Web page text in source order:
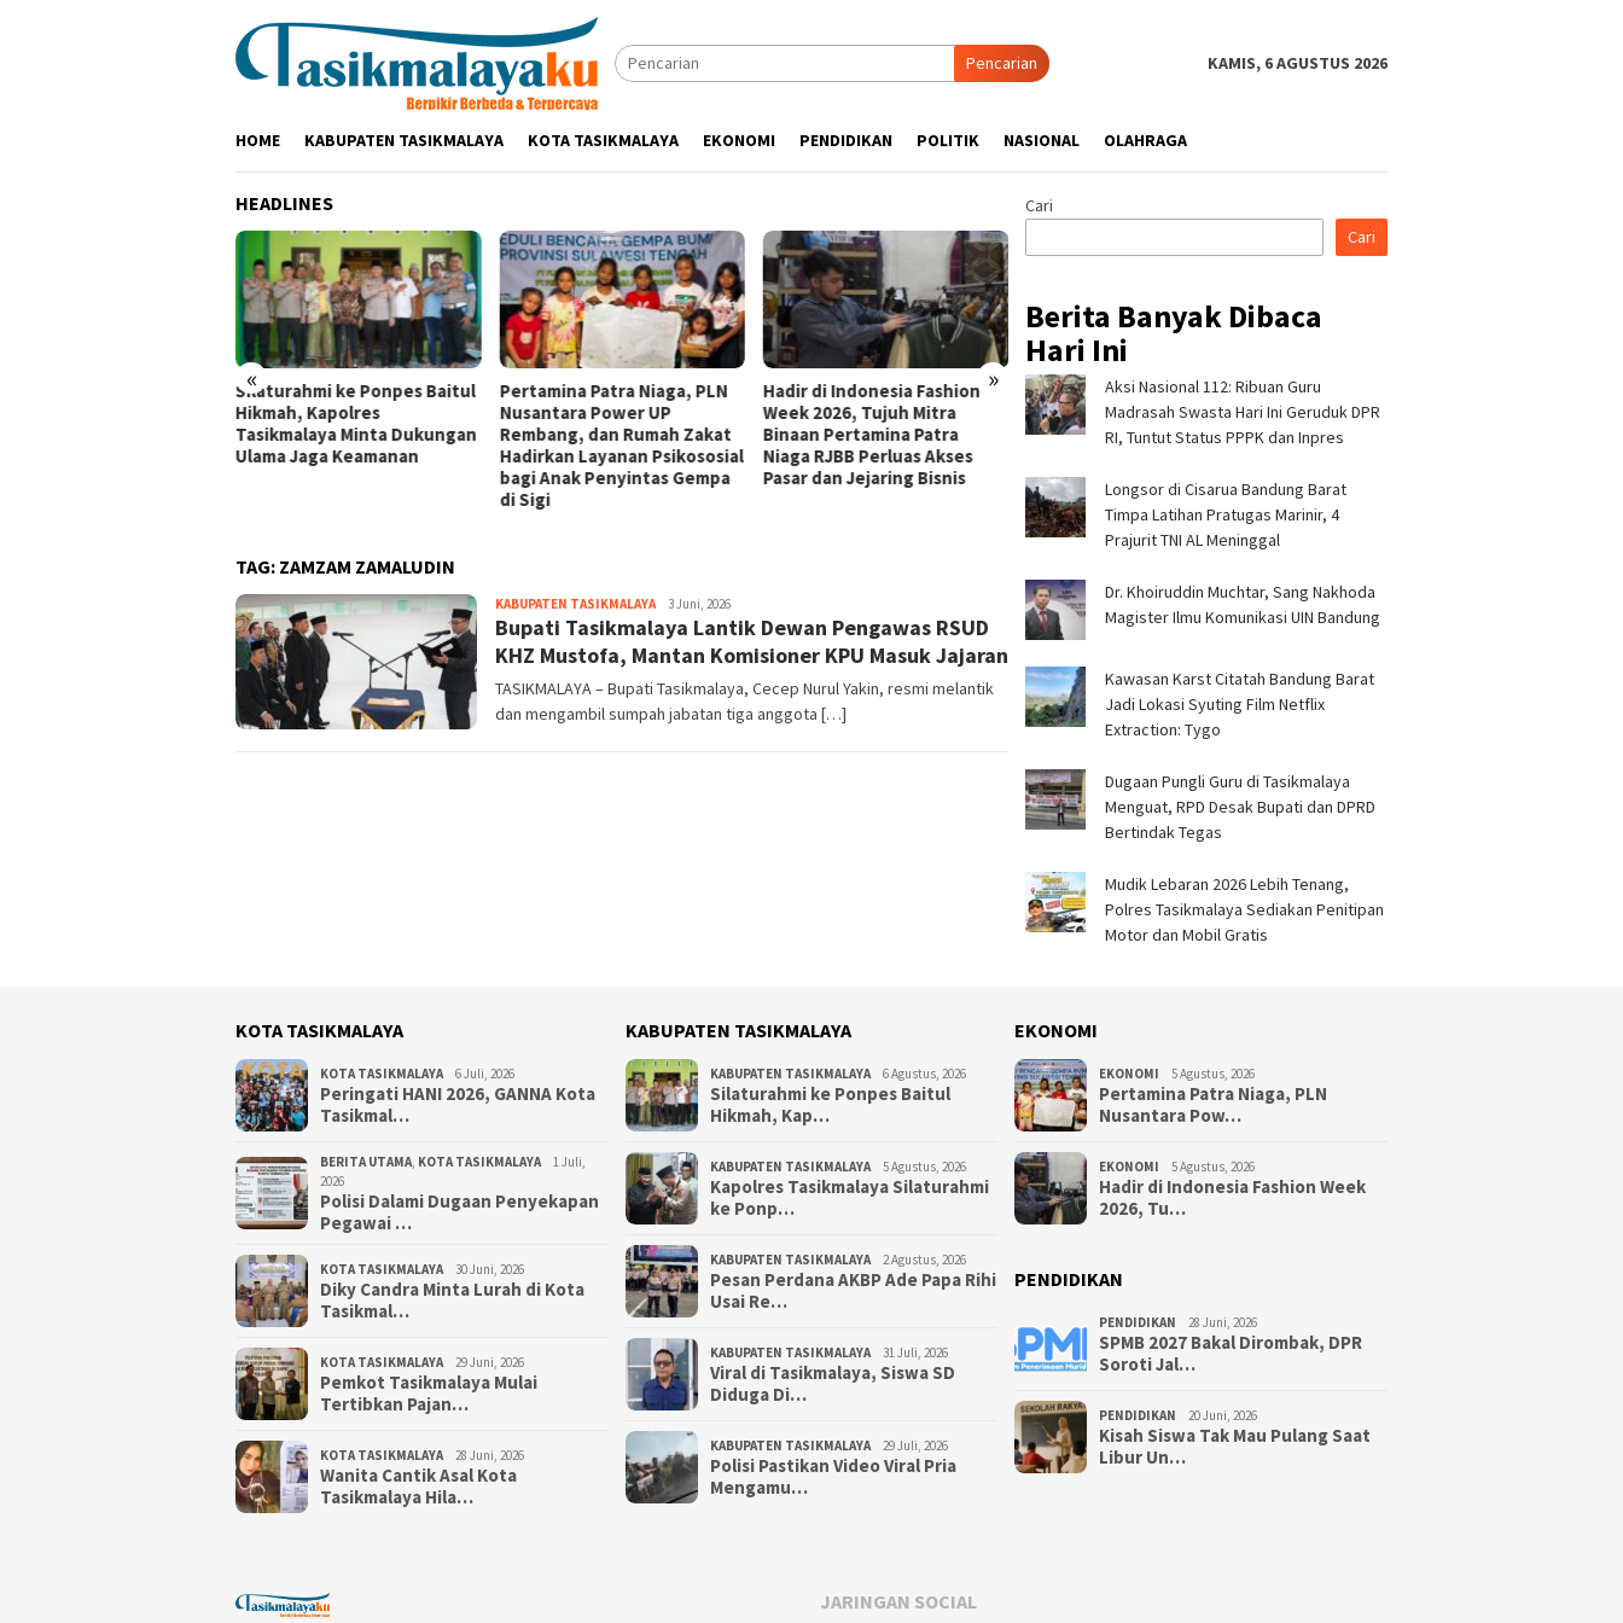
Pencarian KAMIS, 6 AGUSTUS 2026
HOME KABUPATEN TASIKMALAYA KOTA TASIKMALAYA EKONOMI PENDIDIKAN POLITIK NASIONAL OLAHRAGA
HEADLINES
« »
Silaturahmi ke Ponpes Baitul
Hikmah, Kapolres
Tasikmalaya Minta Dukungan
Ulama Jaga Keamanan
Pertamina Patra Niaga, PLN
Nusantara Power UP
Rembang, dan Rumah Zakat
Hadirkan Layanan Psikososial
bagi Anak Penyintas Gempa
di Sigi
Hadir di Indonesia Fashion
Week 2026, Tujuh Mitra
Binaan Pertamina Patra
Niaga RJBB Perluas Akses
Pasar dan Jejaring Bisnis
Kapolres Tasikmalaya
Silaturahmi ke Ponpes
Sukamanah dan Cipasung,
Kamtibmas
Pertamina Patra Niaga RJBB
Tampilkan Inovasi Tukar
Jerami kepada Staf Khusus
TAG: ZAMZAM ZAMALUDIN
KABUPATEN TASIKMALAYATim
Redaksi
3 Juni, 2026
Bupati Tasikmalaya Lantik Dewan Pengawas RSUD
KHZ Mustofa, Mantan Komisioner KPU Masuk Jajaran
TASIKMALAYA – Bupati Tasikmalaya, Cecep Nurul Yakin, resmi melantik
dan mengambil sumpah jabatan tiga anggota […]
Cari
Cari
Berita Banyak Dibaca
Hari Ini
Aksi Nasional 112: Ribuan Guru
Madrasah Swasta Hari Ini Geruduk DPR
RI, Tuntut Status PPPK dan Inpres
Longsor di Cisarua Bandung Barat
Timpa Latihan Pra­tugas Marinir, 4
Prajurit TNI AL Meninggal
Dr. Khoiruddin Muchtar, Sang Nakhoda
Magister Ilmu Komunikasi UIN Bandung
Kawasan Karst Citatah Bandung Barat
Jadi Lokasi Syuting Film Netflix
Extraction: Tygo
Dugaan Pungli Guru di Tasikmalaya
Menguat, RPD Desak Bupati dan DPRD
Bertindak Tegas
Mudik Lebaran 2026 Lebih Tenang,
Polres Tasikmalaya Sediakan Penitipan
Motor dan Mobil Gratis
KOTA TASIKMALAYA
KOTA TASIKMALAYA 6 Juli, 2026
Peringati HANI 2026, GANNA Kota
Tasikmal…
BERITA UTAMA, KOTA TASIKMALAYA
1 Juli,
2026
Polisi Dalami Dugaan Penyekapan
Pegawai …
KOTA TASIKMALAYA 30 Juni, 2026
Diky Candra Minta Lurah di Kota
Tasikmal…
KOTA TASIKMALAYA 29 Juni, 2026
Pemkot Tasikmalaya Mulai
Tertibkan Pajan…
KOTA TASIKMALAYA 28 Juni, 2026
Wanita Cantik Asal Kota
Tasikmalaya Hila…
KABUPATEN TASIKMALAYA
KABUPATEN TASIKMALAYA 6 Agustus, 2026
Silaturahmi ke Ponpes Baitul
Hikmah, Kap…
KABUPATEN TASIKMALAYA 5 Agustus, 2026
Kapolres Tasikmalaya Silaturahmi
ke Ponp…
KABUPATEN TASIKMALAYA 2 Agustus, 2026
Pesan Perdana AKBP Ade Papa Rihi
Usai Re…
KABUPATEN TASIKMALAYA 31 Juli, 2026
Viral di Tasikmalaya, Siswa SD
Diduga Di…
KABUPATEN TASIKMALAYA 29 Juli, 2026
Polisi Pastikan Video Viral Pria
Mengamu…
EKONOMI
EKONOMI 5 Agustus, 2026
Pertamina Patra Niaga, PLN
Nusantara Pow…
EKONOMI 5 Agustus, 2026
Hadir di Indonesia Fashion Week
2026, Tu…
PENDIDIKAN
PENDIDIKAN 28 Juni, 2026
SPMB 2027 Bakal Dirombak, DPR
Soroti Jal…
PENDIDIKAN 20 Juni, 2026
Kisah Siswa Tak Mau Pulang Saat
Libur Un…
JARINGAN SOCIAL